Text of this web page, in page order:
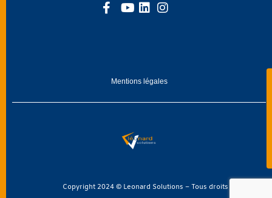
Mentions légales
Copyright 2024 © Leonard Solutions – Tous droits réservés